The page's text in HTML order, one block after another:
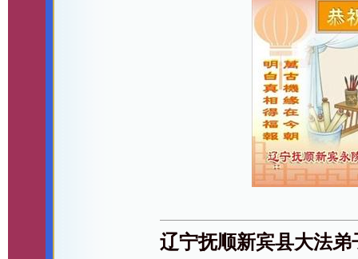
辽宁抚顺新宾县大法